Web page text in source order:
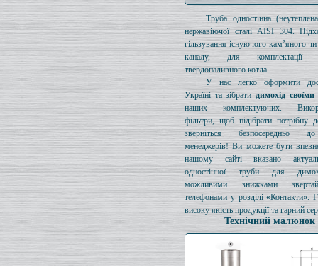
Труба одностінна
нержавіючої сталі AISI 304.
гільзування існуючого кам’яного
каналу, для комплектації
твердопаливного котла.
У нас легко оформити
Україні та зібрати димохід
наших комплектуючих.
фільтри, щоб підібрати потрібну
зверніться безпосередньо
менеджерів! Ви можете бути
нашому сайті вказано
одностінної труби для
можливими знижками
телефонами у розділі «Контакти».
високу якість продукції та гарний
Технічний малюнок